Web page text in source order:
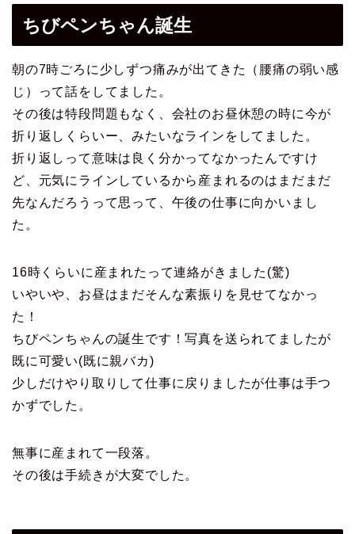
ちびペンちゃん誕生
朝の7時ごろに少しずつ痛みが出てきた（腰痛の弱い感
じ）って話をしてました。
その後は特段問題もなく、会社のお昼休憩の時に今が
折り返しくらいー、みたいなラインをしてました。
折り返しって意味は良く分かってなかったんですけ
ど、元気にラインしているから産まれるのはまだまだ
先なんだろうって思って、午後の仕事に向かいまし
た。
16時くらいに産まれたって連絡がきました(驚)
いやいや、お昼はまだそんな素振りを見せてなかっ
た！
ちびペンちゃんの誕生です！写真を送られてましたが
既に可愛い(既に親バカ)
少しだけやり取りして仕事に戻りましたが仕事は手つ
かずでした。
無事に産まれて一段落。
その後は手続きが大変でした。